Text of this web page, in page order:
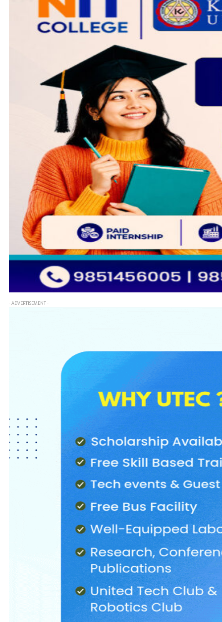
- ADVERTISEMENT -